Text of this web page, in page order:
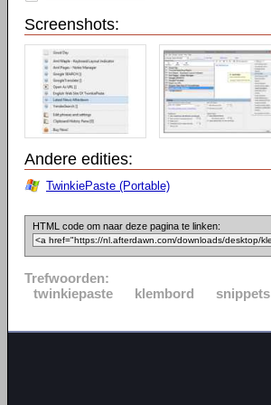
Screenshots:
Andere edities:
TwinkiePaste (Portable)
HTML code om naar deze pagina te linken:
Trefwoorden:
twinkiepaste
klembord snippets